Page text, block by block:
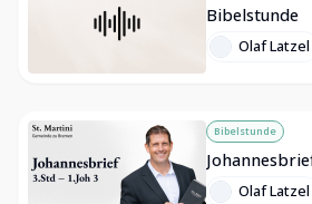
Bibelstunde
Olaf Latzel
Bibelstunde
Olaf Latzel